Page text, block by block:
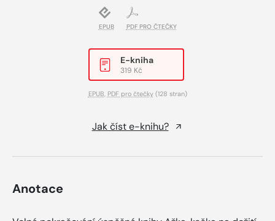
EPUB PDF PRO ČTEČKY
E-kniha
319 Kč
EPUB, PDF pro čtečky(128 stran)
Jak číst e-knihu?
Anotace